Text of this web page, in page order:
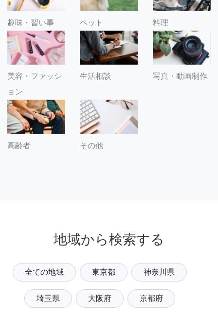
趣味・習い事 ペット 料理
美容・ファッシ
ョン
生活相談 写真・動画制作
高齢者 その他
地域から検索する
全ての地域 東京都 神奈川県
埼玉県 大阪府 京都府